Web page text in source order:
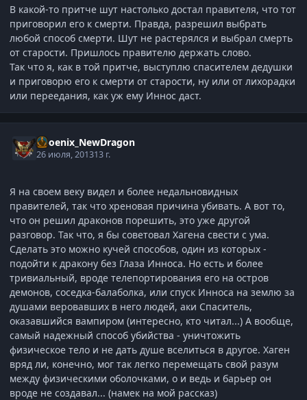
В какой-то притче шут настолько достал правителя, что тот
приговорил его к смерти. Правда, разрешил выбрать
любой способ смерти. Шут не растерялся и выбрал смерть
от старости. Пришлось правителю держать слово.
Так что я, как в той притче, выступлю спасителем дедушки
и приговорю его к смерти от старости, ну или от лихорадки
или переедания, как уж ему Иннос даст.
Phoenix_NewDragon
26 июля, 201313 г.
Я на своем веку видел и более недальновидных
правителей, так что хреновая причина убивать. А вот то,
что он решил драконов порешить, это уже другой
разговор. Так что, я бы советовал Хагена свести с ума.
Сделать это можно кучей способов, один из которых -
подойти к дракону без Глаза Инноса. Но есть и более
тривиальный, вроде телепортирования его на остров
демонов, соседка-балаболка, или спуск Инноса на землю за
душами веровавших в него людей, аки Спаситель,
оказавшийся вампиром (интересно, кто читал...) А вообще,
самый надежный способ убийства - уничтожить
физическое тело и не дать душе вселиться в другое. Хаген
вряд ли, конечно, мог так легко перемещать свой разум
между физическими оболочками, о и ведь и барьер он
вроде не создавал... (намек на мой рассказ)